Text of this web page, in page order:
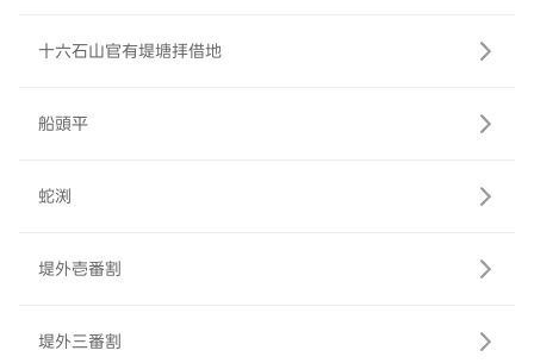
十六石山官有堤塘拝借地
船頭平
蛇渕
堤外壱番割
堤外三番割